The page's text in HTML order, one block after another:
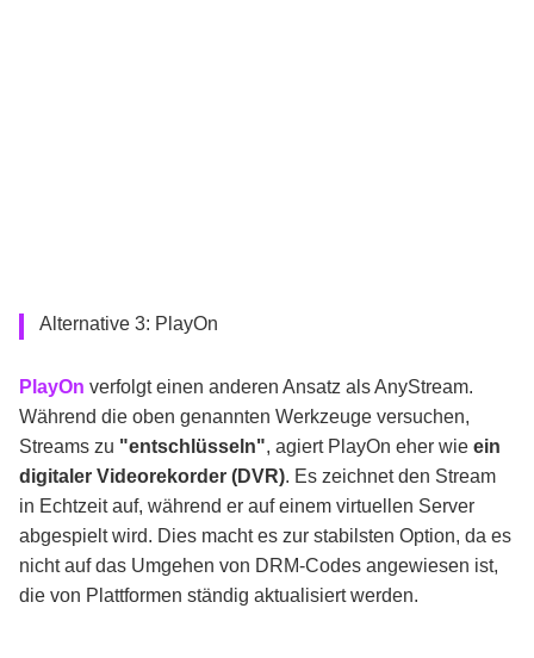
Alternative 3: PlayOn
PlayOn verfolgt einen anderen Ansatz als AnyStream.
Während die oben genannten Werkzeuge versuchen,
Streams zu "entschlüsseln", agiert PlayOn eher wie ein
digitaler Videorekorder (DVR). Es zeichnet den Stream
in Echtzeit auf, während er auf einem virtuellen Server
abgespielt wird. Dies macht es zur stabilsten Option, da es
nicht auf das Umgehen von DRM-Codes angewiesen ist,
die von Plattformen ständig aktualisiert werden.